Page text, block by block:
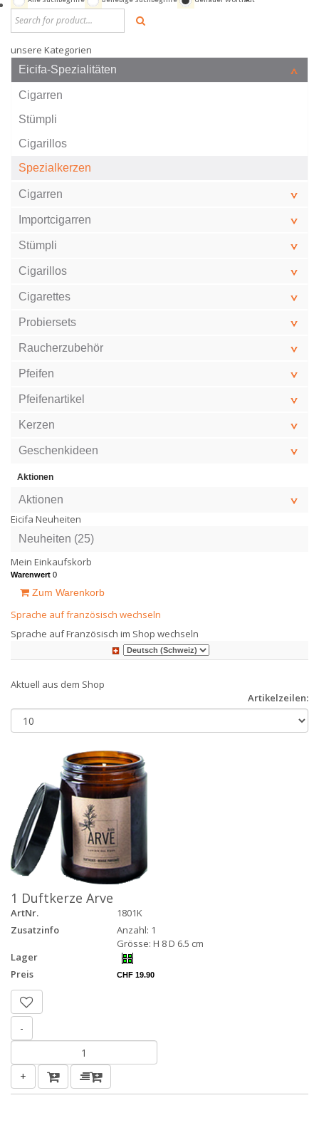
unsere Kategorien
Eicifa-Spezialitäten
Cigarren
Stümpli
Cigarillos
Spezialkerzen
Cigarren
Importcigarren
Stümpli
Cigarillos
Cigarettes
Probiersets
Raucherzubehör
Pfeifen
Pfeifenartikel
Kerzen
Geschenkideen
Aktionen
Aktionen
Eicifa Neuheiten
Neuheiten (25)
Mein Einkaufskorb
Warenwert 0
Zum Warenkorb
Sprache auf französisch wechseln
Sprache auf Französisch im Shop wechseln
Aktuell aus dem Shop
Artikelzeilen:
1 Duftkerze Arve
ArtNr.
1801K
Zusatzinfo
Anzahl: 1
Grösse: H 8 D 6.5 cm
Lager
Preis
CHF 19.90
-
+